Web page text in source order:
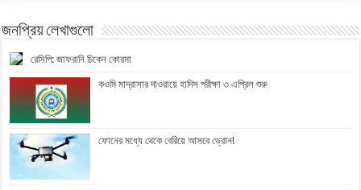
জনপ্রিয় লেখাগুলো
রেসিপি: জাফরানি চিকেন কোরমা
কওমি মাদ্রাসার দাওরায়ে হাদিস পরীক্ষা ৩ এপ্রিল শুরু
ফোনের মধ্যে থেকে বেরিয়ে আসবে ড্রোন!